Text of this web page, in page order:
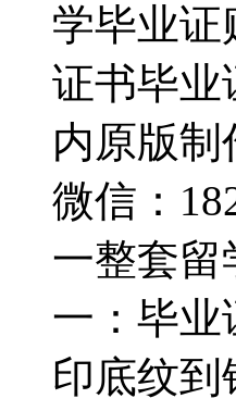
学毕业证
证书毕业
内原版
微信：
一整套留
一：毕业
印底纹到